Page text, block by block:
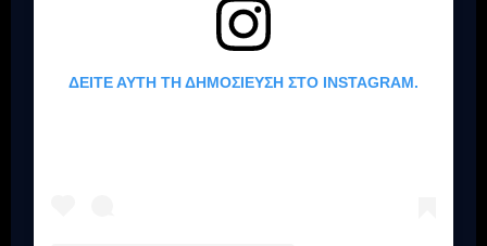
ΔΕΊΤΕ ΑΥΤΉ ΤΗ ΔΗΜΟΣΊΕΥΣΗ ΣΤΟ INSTAGRAM.